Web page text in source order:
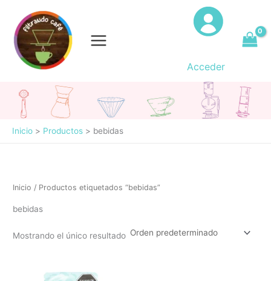
contenido
Acceder
Inicio Productos bebidas
Inicio / Productos etiquetados “bebidas”
bebidas
Mostrando el único resultado